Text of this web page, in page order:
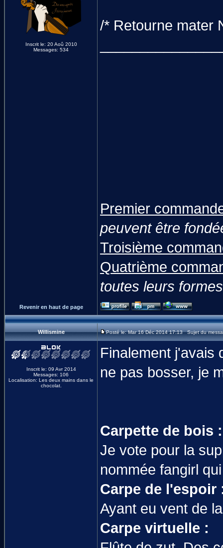
Inscrit le: 20 Aoû 2010
Messages: 534
/* Retourne mater
Premier
peuvent être
Troisième
Quatrième
toutes leurs
Revenir en haut de page
Willismine Posté le: Mar 16 Déc 2014 17:13 Sujet du
Inscrit le: 09 Avr 2014
Messages: 106
Localisation: Les deux mains dans le
chocolat.
Finalement j'avais
ne pas bosser, je
Carpette de bois :
Je vote pour la
nommée fangirl
Carpe de l'espoir
Ayant eu vent de
Carpe virtuelle :